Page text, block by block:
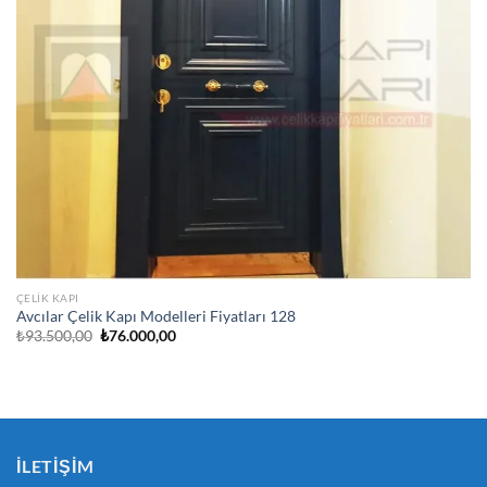
ÇELIK KAPI
Avcılar Çelik Kapı Modelleri Fiyatları 128
₺93.500,00 Orijinal
₺76.000,00Şu
İLETIŞIM